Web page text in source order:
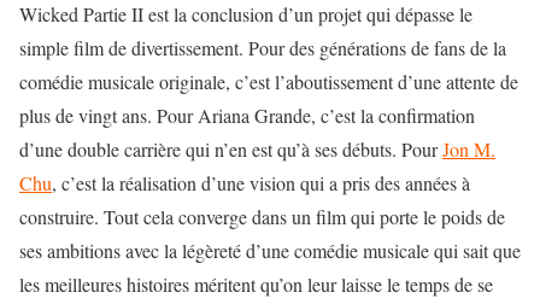
Wicked Partie II est la conclusion d’un projet qui dépasse le
simple film de divertissement. Pour des générations de fans de la
comédie musicale originale, c’est l’aboutissement d’une attente de
plus de vingt ans. Pour Ariana Grande, c’est la confirmation
d’une double carrière qui n’en est qu’à ses débuts. PourJon M.
Chu, c’est la réalisation d’une vision qui a pris des années à
construire. Tout cela converge dans un film qui porte le poids de
ses ambitions avec la légèreté d’une comédie musicale qui sait que
les meilleures histoires méritent qu’on leur laisse le temps de se